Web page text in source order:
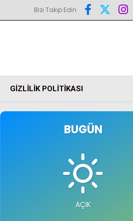
Bizi Takip Edin
GIZLILIK POLITIKASI
BUGÜN
AÇIK